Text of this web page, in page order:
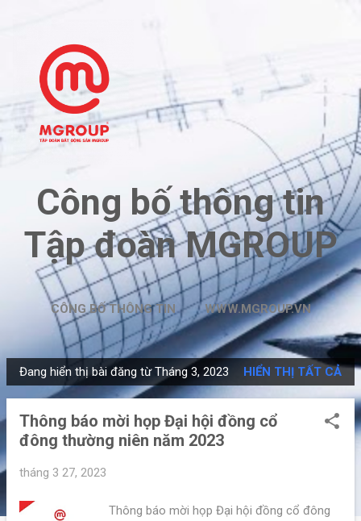
Công bố thông tin
Tập đoàn MGROUP
CÔNG BỐ THÔNG TIN WWW.MGROUP.VN
B
à
Đang hiển thị bài đăng từ Tháng 3, 2023 HIỂN THỊ TẤT CẢ
Thông báo mời họp Đại hội đồng cổ
đông thường niên năm 2023
tháng 3 27, 2023
Thông báo mời họp Đại hội đồng cổ đông